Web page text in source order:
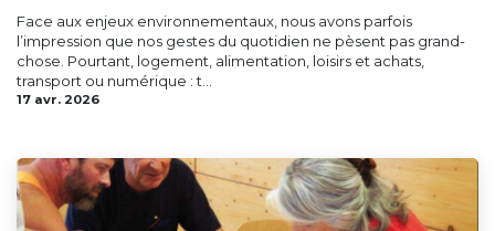
Face aux enjeux environnementaux, nous avons parfois
l’impression que nos gestes du quotidien ne pèsent pas grand-
chose. Pourtant, logement, alimentation, loisirs et achats,
transport ou numérique : t...
17 avr. 2026